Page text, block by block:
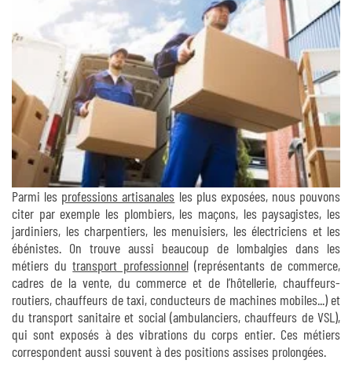
Parmi les professions artisanales les plus exposées, nous pouvons
citer par exemple les plombiers, les maçons, les paysagistes, les
jardiniers, les charpentiers, les menuisiers, les électriciens et les
ébénistes. On trouve aussi beaucoup de lombalgies dans les
métiers dutransport professionnel(représentants de commerce,
cadres de la vente, du commerce et de l’hôtellerie, chauffeurs-
routiers, chauffeurs de taxi, conducteurs de machines mobiles...) et
du transport sanitaire et social (ambulanciers, chauffeurs de VSL),
qui sont exposés à des vibrations du corps entier. Ces métiers
correspondent aussi souvent à des positions assises prolongées.